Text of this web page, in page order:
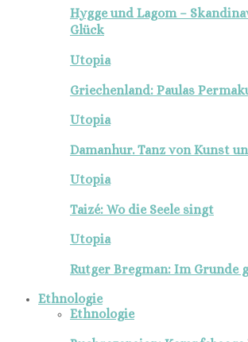
Hygge und Lagom –
Glück
Utopia
Griechenland: Paulas
Utopia
Damanhur. Tanz von Kunst
Utopia
Taizé: Wo die Seele singt
Utopia
Rutger Bregman: Im Grunde
Ethnologie
Ethnologie